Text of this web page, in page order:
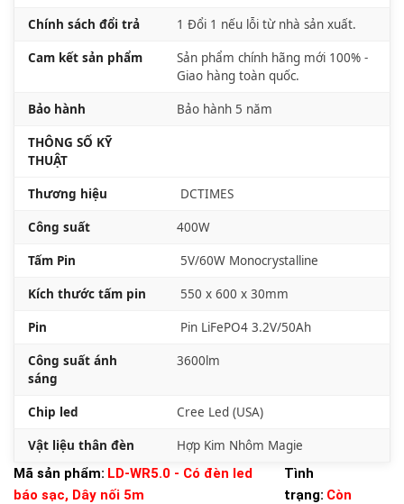
Chính sách đổi trả 1 Đổi 1 nếu lỗi từ nhà sản xuất.
Cam kết sản phẩm
Sản phẩm chính hãng mới 100% -
Giao hàng toàn quốc.
Bảo hành Bảo hành 5 năm
THÔNG SỐ KỸ
THUẬT
Thương hiệu DCTIMES
Công suất 400W
Tấm Pin 5V/60W Monocrystalline
Kích thước tấm pin 550 x 600 x 30mm
Pin Pin LiFePO4 3.2V/50Ah
Công suất ánh
sáng
3600lm
Chip led Cree Led (USA)
Vật liệu thân đèn
Hợp Kim Nhôm Magie
Mã sản phẩm: LD-WR5.0 - Có đèn led
báo sạc, Dây nối 5m
Tình
trạng: Còn